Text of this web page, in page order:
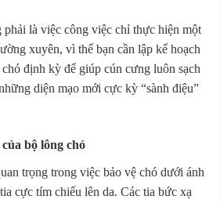
là việc công việc chỉ thực hiện một
xuyên, vì thế bạn cần lập kế hoạch
định kỳ để giúp cún cưng luôn sạch
diện mạo mới cực kỳ “sành điệu”
bộ lông chó
trọng trong việc bảo vệ chó dưới ánh
cực tím chiếu lên da. Các tia bức xạ